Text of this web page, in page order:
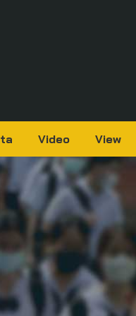
Video View